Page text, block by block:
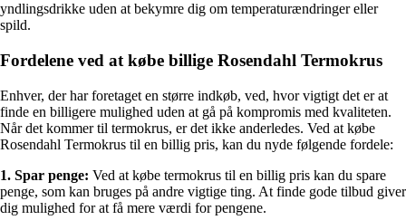
yndlingsdrikke uden at bekymre dig om temperaturændringer eller
spild.
Fordelene ved at købe billige Rosendahl Termokrus
Enhver, der har foretaget en større indkøb, ved, hvor vigtigt det er at
finde en billigere mulighed uden at gå på kompromis med kvaliteten.
Når det kommer til termokrus, er det ikke anderledes. Ved at købe
Rosendahl Termokrus til en billig pris, kan du nyde følgende fordele:
1. Spar penge: Ved at købe termokrus til en billig pris kan du spare
penge, som kan bruges på andre vigtige ting. At finde gode tilbud giver
dig mulighed for at få mere værdi for pengene.